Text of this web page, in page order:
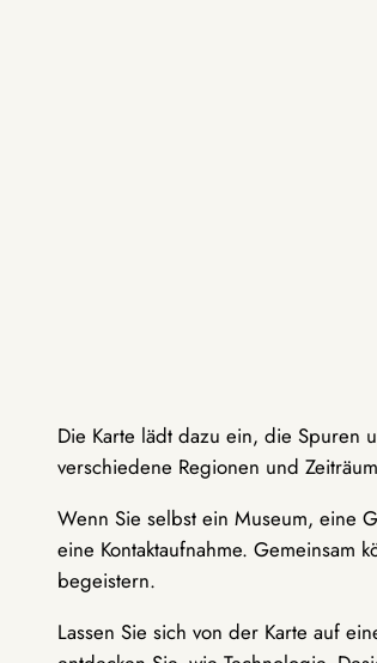
Die Karte lädt dazu ein, die Spuren
verschiedene Regionen und
Wenn Sie selbst ein Museum, eine
eine Kontaktaufnahme.
begeistern.
Lassen Sie sich von der Karte auf